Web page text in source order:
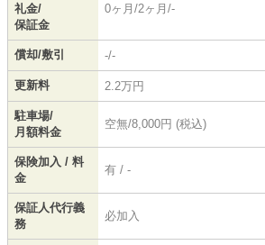
礼金/
保証金
0ヶ月/2ヶ月/-
償却/敷引 -/-
更新料 2.2万円
駐車場/
月額料金
空無/8,000円 (税込)
保険加入 / 料
金
有 / -
保証人代行義
務
必加入